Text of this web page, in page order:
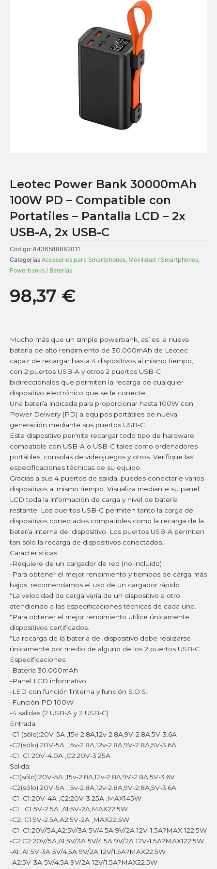
Leotec Power Bank 30000mAh
100W PD – Compatible con
Portatiles – Pantalla LCD – 2x
USB-A, 2x USB-C
Código: 8436588882011
Categorías Accesorios para Smartphones, Movilidad / Smartphones,
Powerbanks / Baterías
98,37 €
Mucho más que un simple powerbank, así es la nueva
batería de alto rendimiento de 30.000mAh de Leotec
capaz de recargar hasta 4 dispositivos al mismo tiempo,
con 2 puertos USB-A y otros 2 puertos USB-C
bidireccionales que permiten la recarga de cualquier
dispositivo electrónico que se le conecte.
Una batería indicada para proporcionar hasta 100W con
Power Delivery (PD) a equipos portátiles de nueva
generación mediante sus puertos USB-C.
Este dispositivo permite recargar todo tipo de hardware
compatible con USB-A o USB-C tales como ordenadores
portátiles, consolas de videojuegos y otros. Verifique las
especificaciones técnicas de su equipo.
Gracias a sus 4 puertos de salida, puedes conectarle varios
dispositivos al mismo tiempo. Visualiza mediante su panel
LCD toda la información de carga y nivel de batería
restante. Los puertos USB-C permiten tanto la carga de
dispositivos conectados compatibles como la recarga de la
batería interna del dispositivo. Los puertos USB-A permiten
tan sólo la recarga de dispositivos conectados.
Caracteristicas:
-Requiere de un cargador de red (no incluido)
-Para obtener el mejor rendimiento y tiempos de carga más
bajos, recomendamos el uso de un cargador rápido.
*La velocidad de carga varía de un dispositivo a otro
atendiendo a las especificaciones técnicas de cada uno.
*Para obtener el mejor rendimiento utilice únicamente
dispositivos certificados.
*La recarga de la batería del dispositivo debe realizarse
únicamente por medio de alguno de los 2 puertos USB-C.
Especificaciones:
-Batería 30.000mAh
-Panel LCD informativo
-LED con función linterna y función S.O.S.
-Función PD 100W
-4 salidas (2 USB-A y 2 USB-C)
Entrada:
-C1 (sólo):20V-5A ,15v-2.8A,12v-2.8A,9V-2.8A,5V-3.6A
-C2(sólo):20V-5A ,15v-2.8A,12v-2.8A,9V-2.8A,5V-3.6A
-C1: C1:20V-4.0A ,C2:20V-3.25A
Salida:
-C1(sólo):20V-5A ,15v-2.8A,12v-2.8A,9V-2.8A,5V-3.6V
-C2(sólo):20V-5A ,15v-2.8A,12v-2.8A,9V-2.8A,5V-3.6A
-C1: C1:20V-4A ,C2:20V-3.25A ,MAX145W
-C1 : C1:5V-2.5A ,A1:5V-2A,MAX22.5W
-C2: C1:5V-2.5A,A2:5V-2A ,MAX22.5W
-C1: C1:20V/5A,A2:5V/3A 5V/4.5A 9V/2A 12V-1.5A?MAX 122.5W
-C2:C2:20V/5A,A1:5V/3A 5V/4.5A 9V/2A 12V-1.5A?MAX122.5W
-A1: A1:5V-3A 5V/4.5A 9V/2A 12V/1.5A?MAX22.5W
-A2:5V-3A 5V/4.5A 9V/2A 12V/1.5A?MAX22.5W